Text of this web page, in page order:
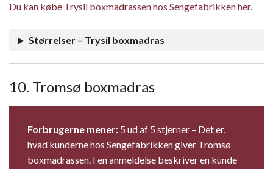
Du kan købe Trysil boxmadrassen hos Sengefabrikken her.
Størrelser – Trysil boxmadras
10. Tromsø boxmadras
Forbrugerne mener: 5 ud af 5 stjerner – Det er,
hvad kunderne hos Sengefabrikken giver Tromsø
boxmadrassen. I en anmeldelse beskriver en kunde